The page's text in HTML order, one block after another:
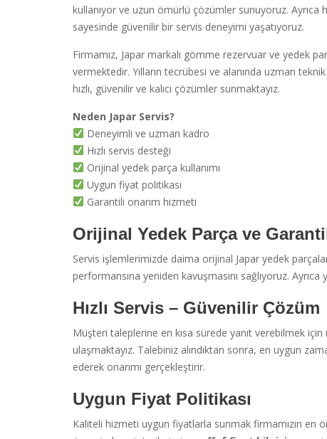
kullanıyor ve uzun ömürlü çözümler sunuyoruz.
sayesinde güvenilir bir servis deneyimi yaşatıyoruz.
Firmamız, Japar markalı gömme rezervuar ve yedek
vermektedir. Yılların tecrübesi ve alanında uzman
hızlı, güvenilir ve kalıcı çözümler sunmaktayız.
Neden Japar Servis?
Deneyimli ve uzman kadro
Hızlı servis desteği
Orijinal yedek parça kullanımı
Uygun fiyat politikası
Garantili onarım hizmeti
Orijinal Yedek Parça ve
Servis işlemlerimizde daima orijinal Japar yedek
performansına yeniden kavuşmasını sağlıyoruz.
Hızlı Servis – Güvenilir Çözüm
Müşteri taleplerine en kısa sürede yanıt verebilmek için
ulaşmaktayız. Talebiniz alındıktan sonra, en uygun
ederek onarımı gerçekleştirir.
Uygun Fiyat Politikası
Kaliteli hizmeti uygun fiyatlarla sunmak firmamızın en